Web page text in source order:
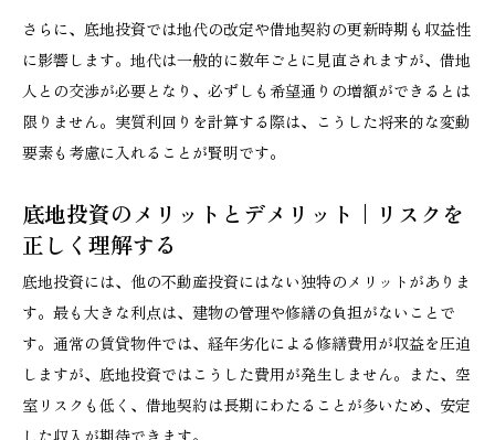
さらに、底地投資では地代の改定や借地契約の更新時期も収益性
に影響します。地代は一般的に数年ごとに見直されますが、借地
人との交渉が必要となり、必ずしも希望通りの増額ができるとは
限りません。実質利回りを計算する際は、こうした将来的な変動
要素も考慮に入れることが賢明です。
底地投資のメリットとデメリット｜リスクを
正しく理解する
底地投資には、他の不動産投資にはない独特のメリットがありま
す。最も大きな利点は、建物の管理や修繕の負担がないことで
す。通常の賃貸物件では、経年劣化による修繕費用が収益を圧迫
しますが、底地投資ではこうした費用が発生しません。また、空
室リスクも低く、借地契約は長期にわたることが多いため、安定
した収入が期待できます。